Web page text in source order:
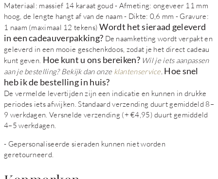
Materiaal: massief 14 karaat goud - Afmeting: ongeveer 11 mm
hoog, de lengte hangt af van de naam - Dikte: 0,6 mm - Gravure:
1 naam (maximaal 12 tekens)Wordt het sieraad geleverd
in een cadeauverpakking? De naamketting wordt verpakt en
geleverd in een mooie geschenkdoos, zodat je het direct cadeau
kunt geven. Hoe kunt u ons bereiken? Wil je iets aanpassen
aan je bestelling? Bekijk dan onze klantenservice. Hoe snel
heb ik de bestelling in huis?
De vermelde levertijden zijn een indicatie en kunnen in drukke
periodes iets afwijken. Standaard verzending duurt gemiddeld 8–
9 werkdagen. Versnelde verzending (+ €4,95) duurt gemiddeld
4–5 werkdagen.
- Gepersonaliseerde sieraden kunnen niet worden
geretourneerd.